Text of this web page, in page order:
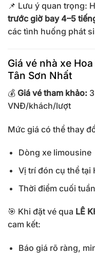
📌 Lưu ý quan trọng:
trước giờ bay 4–5
các tình huống phát
Giá vé nhà xe
Tân Sơn Nhất
💰 Giá vé tham khảo:
VNĐ/khách/lượt
Mức giá có thể thay
Dòng xe limousine
Vị trí đón cụ thể tại
Thời điểm cuối
🎯 Khi đặt vé qua LÊ
cam kết:
Báo giá rõ ràng,